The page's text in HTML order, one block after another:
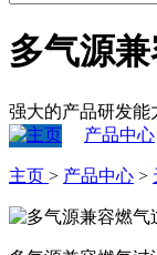
多气源
强大的产品研发能
产品中心
主页 > 产品中心 >